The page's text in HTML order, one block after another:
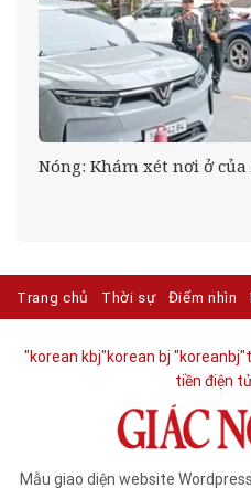
Nóng: Khám xét nơi ở của
Trang chủ Thời sự Điểm nhìn
"korean kbj​"korean bj "koreanbj​
tiền điện
Mẫu giao diện website